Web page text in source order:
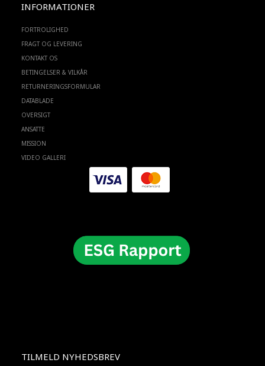
INFORMATIONER
FORTROLIGHED
FRAGT OG LEVERING
KONTAKT OS
BETINGELSER & VILKÅR
RETURNERINGSFORMULAR
DATABLADE
OVERSIGT
ANSATTE
MISSION
VIDEO GALLERI
TILMELD NYHEDSBREV